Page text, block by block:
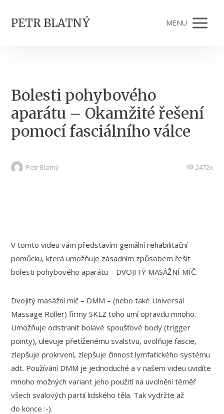
PETR BLATNÝ MENU
Bolesti pohybového
aparátu – Okamžité řešení
pomocí fasciálního válce
Petr Blatný 2472x
V tomto videu vám představím geniální rehabilitační
pomůcku, která umožňuje zásadním způsobem řešit
bolesti pohybového aparátu – DVOJITÝ MASÁŽNÍ MÍČ.
Dvojitý masážní míč – DMM – (nebo také Universal
Massage Roller) firmy SKLZ toho umí opravdu mnoho.
Umožňuje odstranit bolavé spoušťové body (trigger
pointy), ulevuje přetíženému svalstvu, uvolňuje fascie,
zlepšuje prokrvení, zlepšuje činnost lymfatického systému
adt. Používání DMM je jednoduché a v našem videu uvidíte
mnoho možných variant jeho použití na uvolnění téměř
všech svalových partií lidského těla. Tak vydržte až
do konce :-).